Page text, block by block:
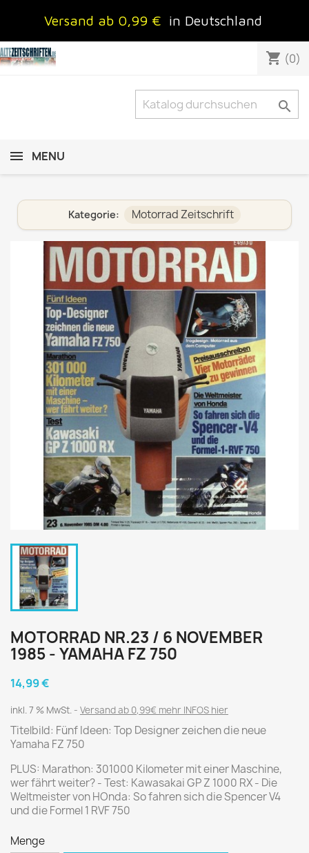
Versand ab 0,99 € in Deutschland
shopping_cart (0)

MENU
Kategorie: Motorrad Zeitschrift
MOTORRAD NR.23 / 6 NOVEMBER
1985 - YAMAHA FZ 750
14,99 €
inkl. 7 % MwSt. Versand ab 0,99€ mehr INFOS hier
Titelbild: Fünf Ideen: Top Designer zeichen die neue
Yamaha FZ 750
PLUS: Marathon: 301000 Kilometer mit einer Maschine,
wer fährt weiter? - Test: Kawasakai GP Z 1000 RX - Die
Weltmeister von HOnda: So fahren sich die Spencer V4
und die Formel 1 RVF 750
Menge